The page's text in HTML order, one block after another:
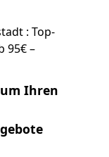
: Top-
95€ –
Ihren